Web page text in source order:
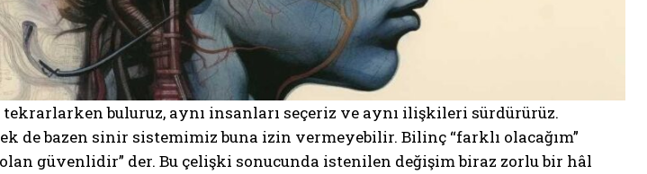
buluruz, aynı insanları seçeriz ve aynı ilişkileri sürdürürüz.
de bazen sinir sistemimiz buna izin vermeyebilir. Bilinç “farklı olacağım”
güvenlidir” der. Bu çelişki sonucunda istenilen değişim biraz zorlu bir hâl